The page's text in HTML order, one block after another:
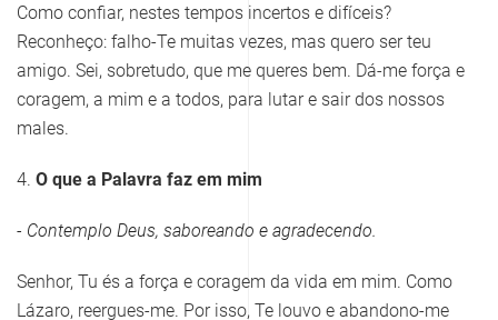
Como confiar, nestes tempos incertos e difíceis?
Reconheço: falho-Te muitas vezes, mas quero ser teu
amigo. Sei, sobretudo, que me queres bem. Dá-me força e
coragem, a mim e a todos, para lutar e sair dos nossos
males.
4. O que a Palavra faz em mim
- Contemplo Deus, saboreando e agradecendo.
Senhor, Tu és a força e coragem da vida em mim. Como
Lázaro, reergues-me. Por isso, Te louvo e abandono-me